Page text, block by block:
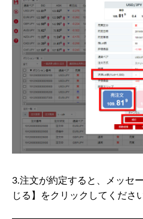
3.注文が約定すると、メッセ
じる】をクリックしてくださ